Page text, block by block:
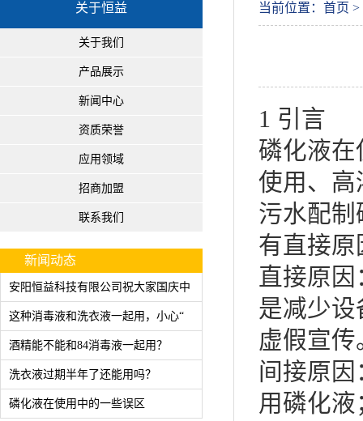
关于恒益
关于我们
产品展示
新闻中心
资质荣誉
应用领域
招商加盟
联系我们
新闻动态
安阳恒益科技有限公司祝大家国庆中
这种消毒液和洗衣液一起用，小心“
酒精能不能和84消毒液一起用？
洗衣液过期半年了还能用吗？
磷化液在使用中的一些误区
当前位置：首页 >
1 引言
磷化液
使用、高
污水配
有直接
直接原
是减少设
虚假宣传
间接原
用磷化